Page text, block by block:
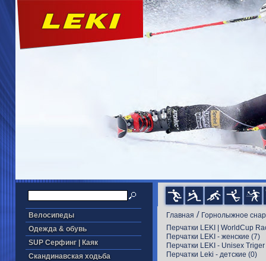
Велосипеды
Одежда & обувь
SUP Серфинг | Каяк
Скандинавская ходьба
Главная / Горнолыжное
Перчатки LEKI | WorldCup
Перчатки LEKI - женские (7)
Перчатки LEKI - Unisex
Перчатки Leki - детские (0)